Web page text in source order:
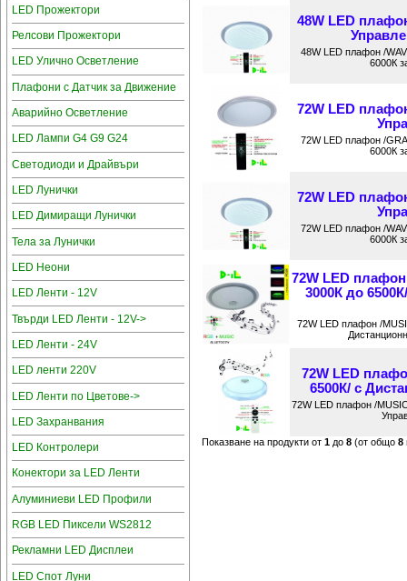
LED Прожектори
Релсови Прожектори
LED Улично Осветление
Плафони с Датчик за Движение
Аварийно Осветление
LED Лампи G4 G9 G24
Светодиоди и Драйвъри
LED Лунички
LED Димиращи Лунички
Тела за Лунички
LED Неони
LED Ленти - 12V
Твърди LED Ленти - 12V->
LED Ленти - 24V
LED ленти 220V
LED Ленти по Цветове->
LED Захранвания
LED Контролери
Конектори за LED Ленти
Алуминиеви LED Профили
RGB LED Пиксели WS2812
Рекламни LED Дисплеи
LED Спот Луни
48W LED
48W LED плафон /
6000К
72W LED
72W LED плафон /
6000К
72W LED
72W LED плафон /
6000К
72W LED
3000К до
72W LED плафон /
72W LED
6500К/ с
72W LED плафон /
Показване на продукти от 1до 8(от общо 8